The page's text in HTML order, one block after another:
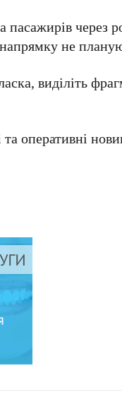
пасажирів через
не
виділіть
та оперативні